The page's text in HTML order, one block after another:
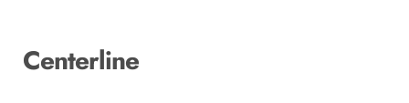
Centerline